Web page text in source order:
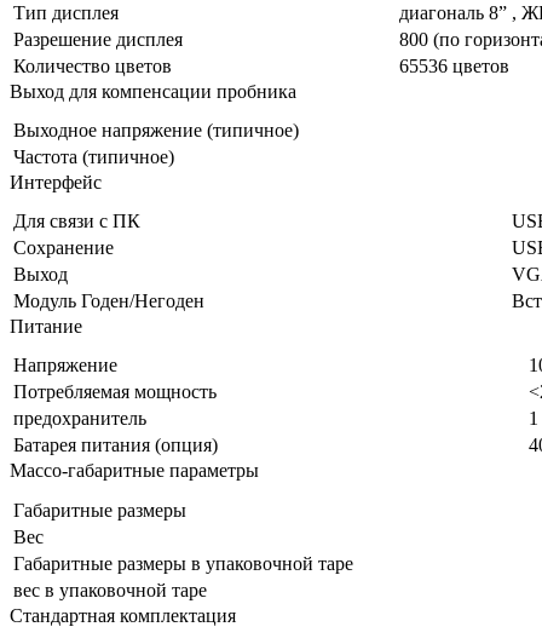
Тип дисплея
диагональ 8” ,
Разрешение дисплея
800 (по
Количество цветов
65536 цветов
Выход для компенсации пробника
Выходное напряжение (типичное)
Частота (типичное)
Интерфейс
Для связи с ПК
Сохранение
Выход
Модуль Годен/Негоден
Питание
Напряжение
Потребляемая мощность
предохранитель
Батарея питания (опция)
Массо-габаритные параметры
Габаритные размеры
Вес
Габаритные размеры в упаковочной таре
вес в упаковочной таре
Стандартная комплектация